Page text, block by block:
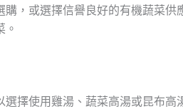
，或選擇信譽良好的有機蔬菜供
選擇使用雞湯、蔬菜高湯或昆布